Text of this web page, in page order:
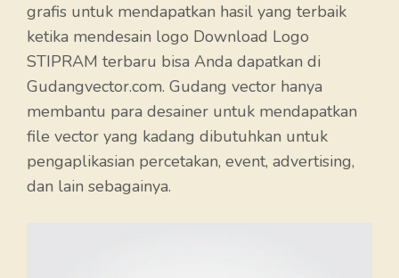
grafis untuk mendapatkan hasil yang terbaik
ketika mendesain logo Download Logo
STIPRAM terbaru bisa Anda dapatkan di
Gudangvector.com. Gudang vector hanya
membantu para desainer untuk mendapatkan
file vector yang kadang dibutuhkan untuk
pengaplikasian percetakan, event, advertising,
dan lain sebagainya.